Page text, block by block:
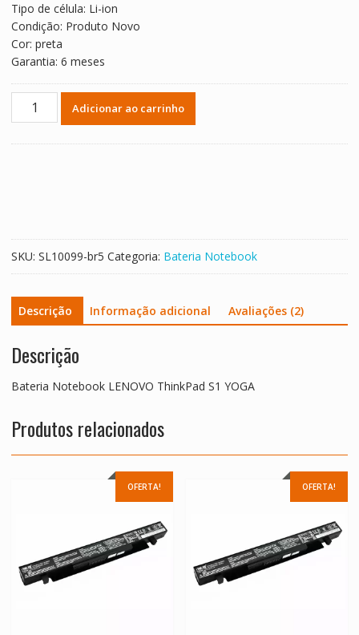
Tipo de célula: Li-ion
Condição: Produto Novo
Cor: preta
Garantia: 6 meses
Bateria
Adicionar ao carrinho
SKU: SL10099-br5 Categoria: Bateria Notebook
Descrição Informação adicional Avaliações (2)
Descrição
Bateria Notebook LENOVO ThinkPad S1 YOGA
Produtos relacionados
OFERTA! OFERTA!